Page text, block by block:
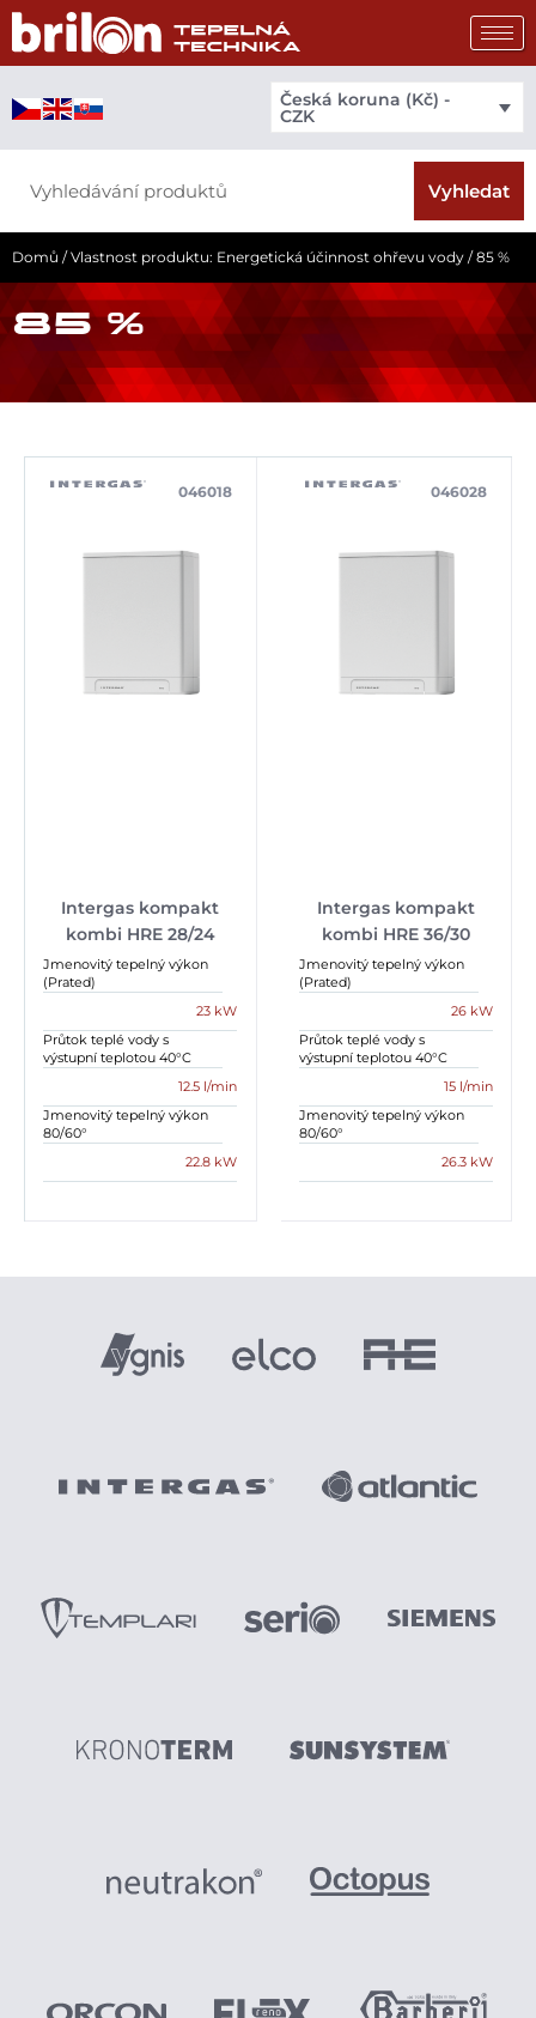
Přeskočit
obsah
Česká koruna (Kč) -
CZK
Vyhledat
Domů / Vlastnost produktu: Energetická účinnost ohřevu vody / 85 %
85 %
Intergas kompakt
kombi HRE 28/24
046018
Jmenovitý tepelný výkon
(Prated)
23 kW
Průtok teplé vody s
výstupní teplotou 40°C
12.5 l/min
Jmenovitý tepelný výkon
80/60°
22.8 kW
Intergas kompakt
kombi HRE 36/30
046028
Jmenovitý tepelný výkon
(Prated)
26 kW
Průtok teplé vody s
výstupní teplotou 40°C
15 l/min
Jmenovitý tepelný výkon
80/60°
26.3 kW